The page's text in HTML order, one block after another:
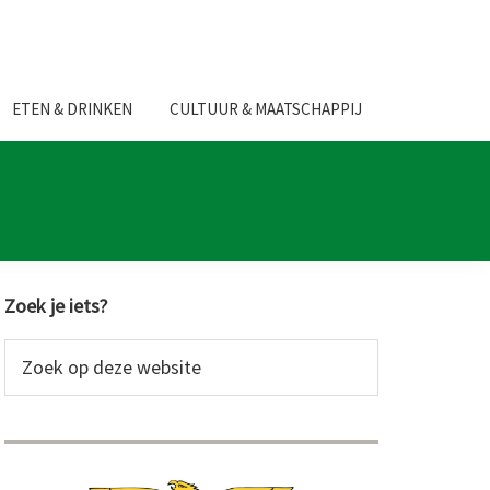
ETEN & DRINKEN CULTUUR & MAATSCHAPPIJ
Primaire
Sidebar
Zoek je iets?
op
website